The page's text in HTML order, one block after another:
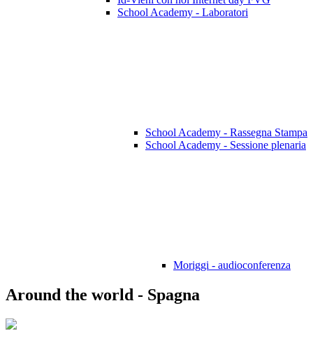
School Academy - Laboratori
School Academy - Rassegna Stampa
School Academy - Sessione plenaria
Moriggi - audioconferenza
Around the world - Spagna